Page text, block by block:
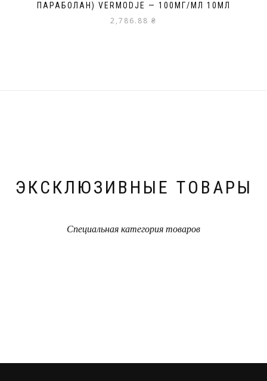
ПАРАБОЛАН) VERMODJE — 100МГ/МЛ 10МЛ
2,786.88 ₴
ЭКСКЛЮЗИВНЫЕ ТОВАРЫ
Специальная категория товаров